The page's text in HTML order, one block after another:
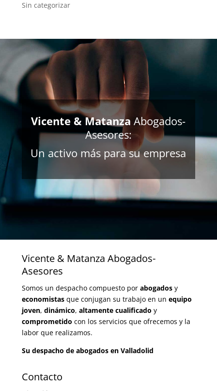
Sin categorizar
Vicente & MatanzaAbogados-
Asesores:
Un activo más para su empresa
Vicente & Matanza Abogados-
Asesores
Somos un despacho compuesto por abogadosy
economistasque conjugan su trabajo en un equipo
joven, dinámico, altamente cualificado y
comprometido con los servicios que ofrecemos y la
labor que realizamos.
Su despacho de abogados en Valladolid
Contacto